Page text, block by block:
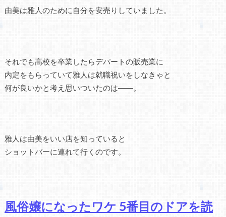
由美は雅人のために自分を安売りしていました。
それでも高校を卒業したらデパートの販売業に
内定をもらっていて雅人は就職祝いをしなきゃと
何が良いかと考え思いついたのは――。
雅人は由美をいい店を知っていると
ショットバーに連れて行くのです。
風俗嬢になったワケ 5番目のドアを読